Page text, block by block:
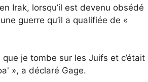
Irak, lorsqu’il est devenu obsédé
guerre qu’il a qualifiée de «
je tombe sur les Juifs et c’était
», a déclaré Gage.